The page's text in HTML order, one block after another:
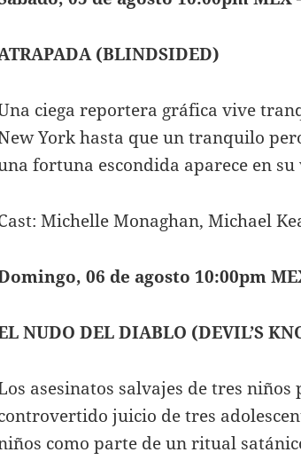
(BLINDSIDED)
ciega reportera gráfica vive
York hasta que un tranquilo
fortuna escondida aparece en su
Michelle Monaghan, Michael
06 de agosto 10:00pm
NUDO DEL DIABLO (DEVIL’S
asesinatos salvajes de tres
juicio de tres
como parte de un ritual